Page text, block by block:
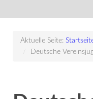
Aktuelle Seite:
/
Deutsche